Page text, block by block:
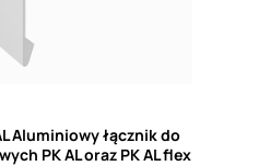
Aluminiowy łącznik do
PK AL oraz PK AL flex